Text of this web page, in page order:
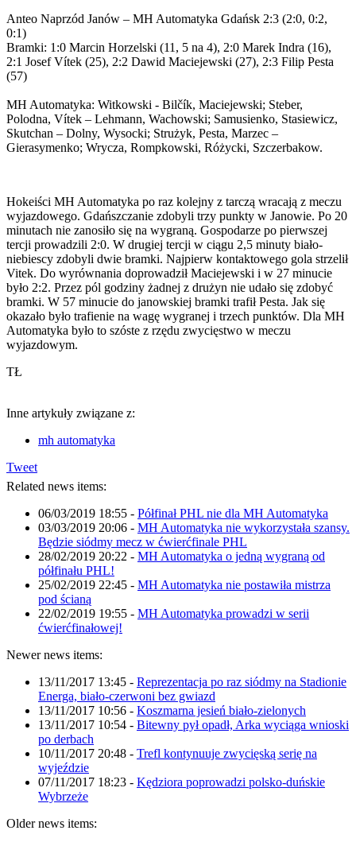
Anteo Naprzód Janów – MH Automatyka Gdańsk 2:3 (2:0, 0:2,
0:1)
Bramki: 1:0 Marcin Horzelski (11, 5 na 4), 2:0 Marek Indra (16),
2:1 Josef Vítek (25), 2:2 Dawid Maciejewski (27), 2:3 Filip Pesta
(57)
MH Automatyka: Witkowski - Bilčík, Maciejewski; Steber,
Polodna, Vítek – Lehmann, Wachowski; Samusienko, Stasiewicz,
Skutchan – Dolny, Wysocki; Strużyk, Pesta, Marzec –
Gierasymenko; Wrycza, Rompkowski, Różycki, Szczerbakow.
Hokeiści MH Automatyka po raz kolejny z tarczą wracają z meczu
wyjazdowego. Gdańszczanie zdobyli trzy punkty w Janowie. Po 20
minutach nie zanosiło się na wygraną. Gospodarze po pierwszej
tercji prowadzili 2:0. W drugiej tercji w ciągu 2,5 minuty biało-
niebiescy zdobyli dwie bramki. Najpierw kontaktowego gola strzelił
Vitek. Do wyrównania doprowadził Maciejewski i w 27 minucie
było 2:2. Przez pól godziny żadnej z drużyn nie udało się zdobyć
bramki. W 57 minucie do janowskiej bramki trafił Pesta. Jak się
okazało było trafienie na wagę wygranej i trzech punktów. Dla MH
Automatyka było to szóste z rzędu zwycięstwo w meczu
wyjazdowym.
TŁ
Inne artykuły związane z:
mh automatyka
Tweet
Related news items:
06/03/2019 18:55 - Półfinał PHL nie dla MH Automatyka
03/03/2019 20:06 - MH Automatyka nie wykorzystała szansy.
Będzie siódmy mecz w ćwierćfinale PHL
28/02/2019 20:22 - MH Automatyka o jedną wygraną od
półfinału PHL!
25/02/2019 22:45 - MH Automatyka nie postawiła mistrza
pod ścianą
22/02/2019 19:55 - MH Automatyka prowadzi w serii
ćwierćfinałowej!
Newer news items:
13/11/2017 13:45 - Reprezentacja po raz siódmy na Stadionie
Energa, biało-czerwoni bez gwiazd
13/11/2017 10:56 - Koszmarna jesień biało-zielonych
13/11/2017 10:54 - Bitewny pył opadł, Arka wyciąga wnioski
po derbach
10/11/2017 20:48 - Trefl kontynuuje zwycięską serię na
wyjeździe
07/11/2017 18:23 - Kędziora poprowadzi polsko-duńskie
Wybrzeże
Older news items: